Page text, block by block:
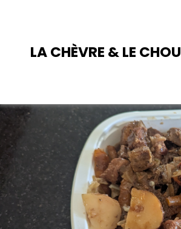
LA CHÈVRE & LE CHOU